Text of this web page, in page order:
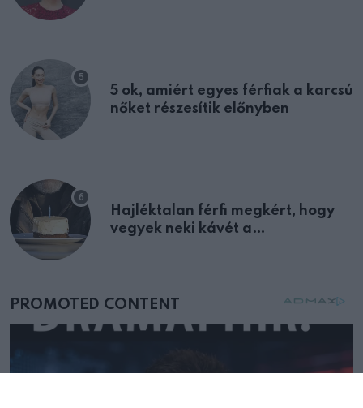
5 ok, amiért egyes férfiak a karcsú
nőket részesítik előnyben
Hajléktalan férfi megkért, hogy
vegyek neki kávét a